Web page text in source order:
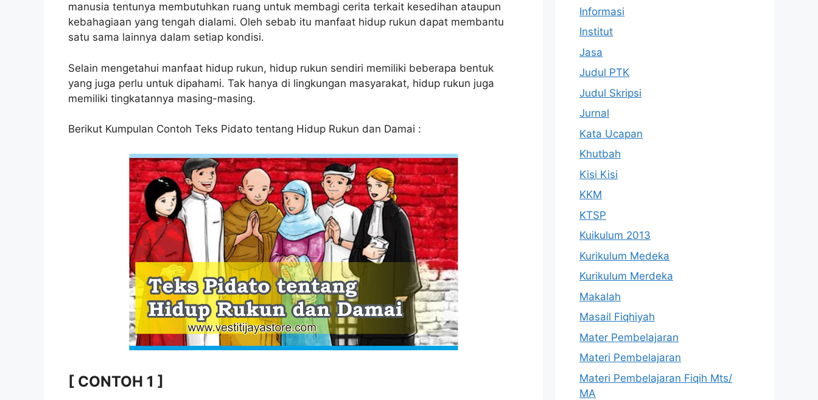
manusia tentunya membutuhkan ruang untuk membagi cerita terkait kesedihan ataupun
kebahagiaan yang tengah dialami. Oleh sebab itu manfaat hidup rukun dapat membantu
satu sama lainnya dalam setiap kondisi.
Selain mengetahui manfaat hidup rukun, hidup rukun sendiri memiliki beberapa bentuk
yang juga perlu untuk dipahami. Tak hanya di lingkungan masyarakat, hidup rukun juga
memiliki tingkatannya masing-masing.
Berikut Kumpulan Contoh Teks Pidato tentang Hidup Rukun dan Damai :
[ CONTOH 1 ]
Informasi
Institut
Jasa
Judul PTK
Judul Skripsi
Jurnal
Kata Ucapan
Khutbah
Kisi Kisi
KKM
KTSP
Kuikulum 2013
Kurikulum Medeka
Kurikulum Merdeka
Makalah
Masail Fiqhiyah
Mater Pembelajaran
Materi Pembelajaran
Materi Pembelajaran Fiqih Mts/
MA